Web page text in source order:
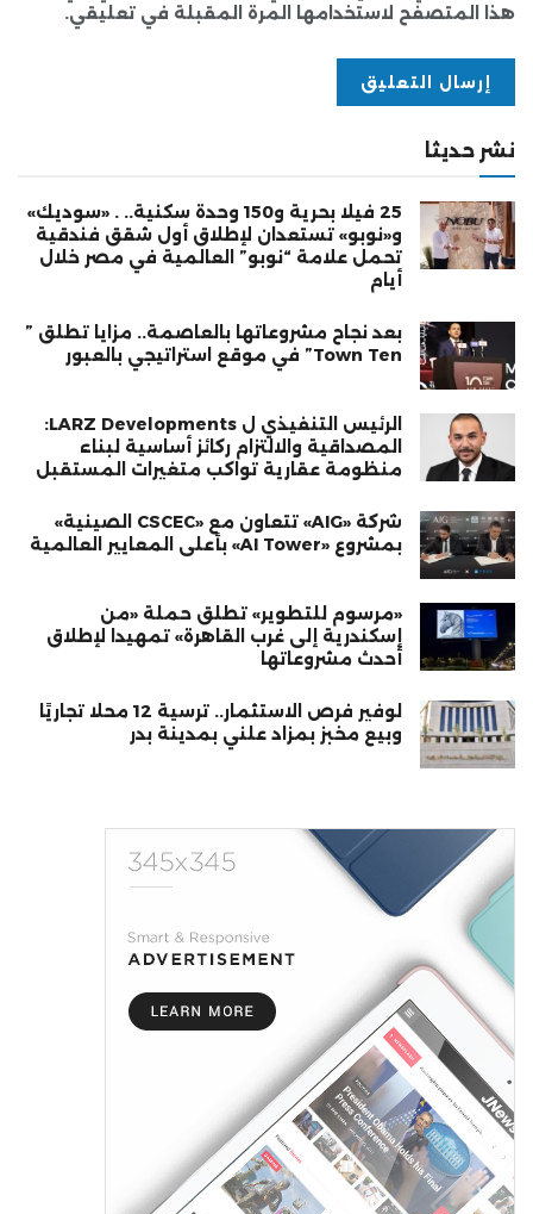
هذا المتصفح لاستخدامها المرة المقبلة في تعليقي.
نشر حديثا
25 فيلا بحرية و150 وحدة سكنية.. . «سوديك»
و«نوبو» تستعدان لإطلاق أول شقق فندقية
تحمل علامة “نوبو” العالمية في مصر خلال
أيام
بعد نجاح مشروعاتها بالعاصمة.. مزايا تطلق ”
Town Ten” في موقع استراتيجي بالعبور
الرئيس التنفيذي ل LARZ Developments:
المصداقية والالتزام ركائز أساسية لبناء
منظومة عقارية تواكب متغيرات المستقبل
شركة «AIG» تتعاون مع «CSCEC الصينية»
بمشروع «AI Tower» بأعلى المعايير العالمية
«مرسوم للتطوير» تطلق حملة «من
إسكندرية إلى غرب القاهرة» تمهيدا لإطلاق
أحدث مشروعاتها
لوفير فرص الاستثمار.. ترسية 12 محلًا تجاريًا
وبيع مخبز بمزاد علني بمدينة بدر